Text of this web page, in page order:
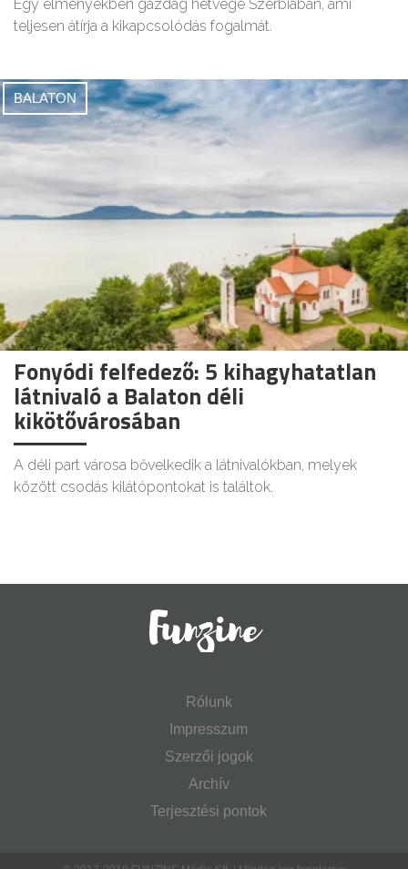
Egy élményekben gazdag hétvége Szerbiában, ami
teljesen átírja a kikapcsolódás fogalmát.
BALATON
Fonyódi felfedező: 5 kihagyhatatlan
látnivaló a Balaton déli
kikötővárosában
A déli part városa bővelkedik a látnivalókban, melyek
között csodás kilátópontokat is találtok.
Rólunk
Impresszum
Szerzői jogok
Archív
Terjesztési pontok